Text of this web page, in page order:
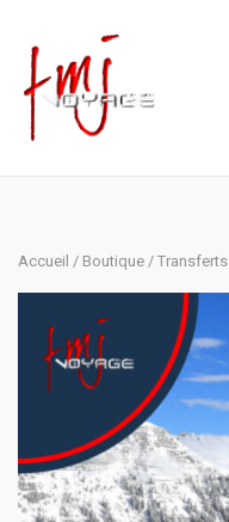
content
Accueil / Boutique / Transferts